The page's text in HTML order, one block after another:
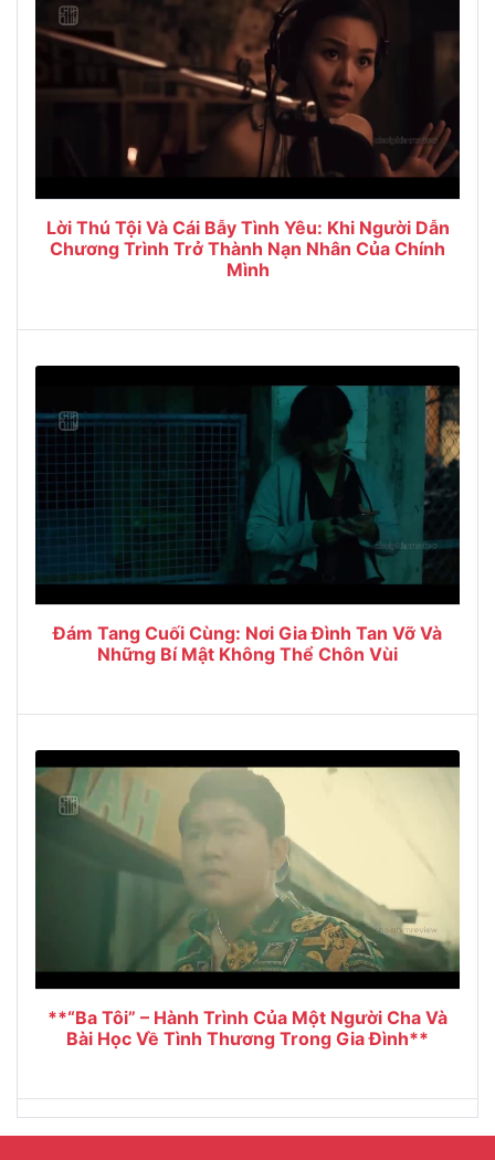
Lời Thú Tội Và Cái Bẫy Tình Yêu: Khi Người Dẫn
Chương Trình Trở Thành Nạn Nhân Của Chính
Mình
Đám Tang Cuối Cùng: Nơi Gia Đình Tan Vỡ Và
Những Bí Mật Không Thể Chôn Vùi
**“Ba Tôi” – Hành Trình Của Một Người Cha Và
Bài Học Về Tình Thương Trong Gia Đình**